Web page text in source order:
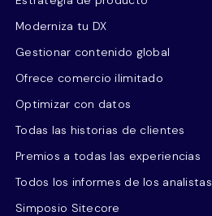
Moderniza tu DX
Gestionar contenido global
Ofrece comercio ilimitado
Optimizar con datos
Todas las historias de clientes
Premios a todas las experiencias
Todos los informes de los analistas
Simposio Sitecore